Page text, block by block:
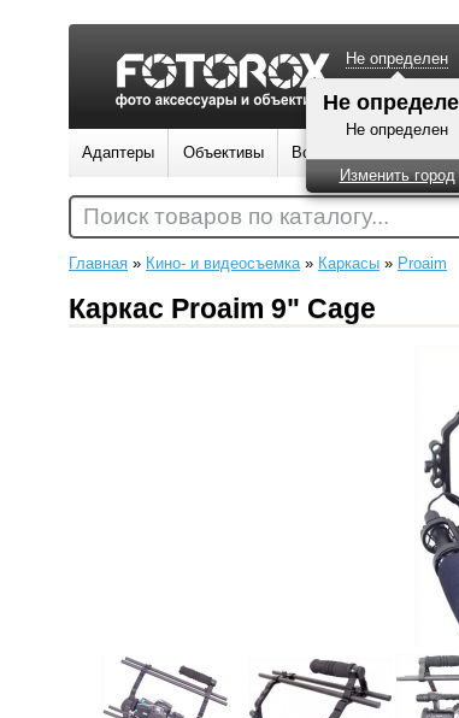
Главная » Кино- и видеосъемка» Каркасы » Proaim
Каркас Proaim 9" Cage
Не определен
Адаптеры Объективы Вспышки
Поиск товаров по каталогу...